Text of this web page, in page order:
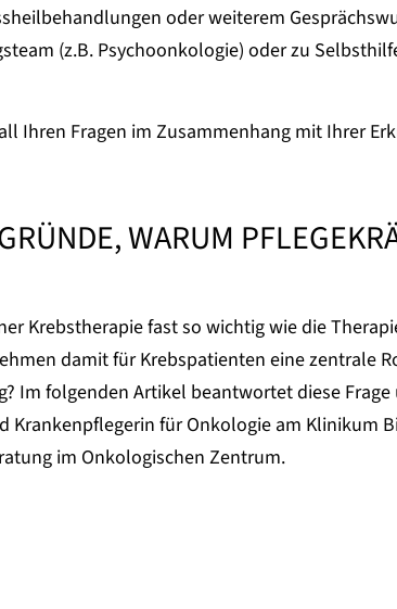
oder weiterem
(z.B. Psychoonkologie) oder zu
Ihren Fragen im Zusammenhang mit Ihrer
WARUM
Krebstherapie fast so wichtig wie die
damit für Krebspatienten eine zentrale
Im folgenden Artikel beantwortet diese
Krankenpflegerin für Onkologie am Klinikum
im Onkologischen Zentrum.